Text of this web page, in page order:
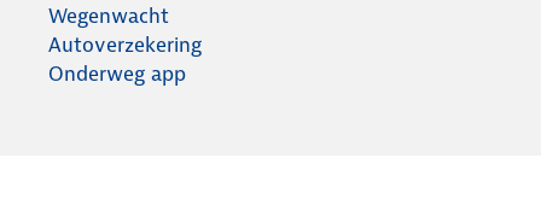
Wegenwacht
Autoverzekering
Onderweg app